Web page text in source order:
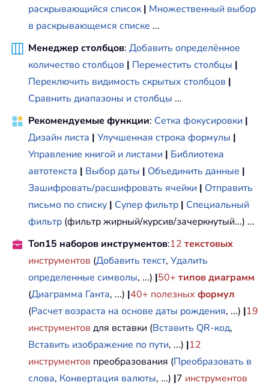
раскрывающийся список | Множественный выбор
в раскрывающемся списке ...
Менеджер столбцов: Добавить определённое
количество столбцов | Переместить столбцы |
Переключить видимость скрытых столбцов |
Сравнить диапазоны и столбцы ...
Рекомендуемые функции: Сетка фокусировки |
Дизайн листа | Улучшенная строка формулы |
Управление книгой и листами | Библиотека
автотекста | Выбор даты | Объединить данные |
Зашифровать/расшифровать ячейки | Отправить
письмо по списку | Супер фильтр | Специальный
фильтр (фильтр жирный/курсив/зачеркнутый...) ...
Топ15 наборов инструментов:12 текстовых
инструментов (Добавить текст, Удалить
определенные символы, ...) |50+ типов диаграмм
(Диаграмма Ганта, ...) |40+ полезных формул
(Расчет возраста на основе даты рождения, ...) |19
инструментов для вставки (Вставить QR-код,
Вставить изображение по пути, ...) |12
инструментов преобразования (Преобразовать в
слова, Конвертация валюты, ...) |7 инструментов